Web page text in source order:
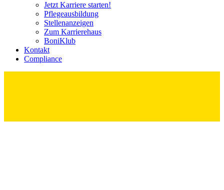
Jetzt Karriere starten!
Pflege­ausbildung
Stellenanzeigen
Zum Karrierehaus
BoniKlub
Kontakt
Compliance